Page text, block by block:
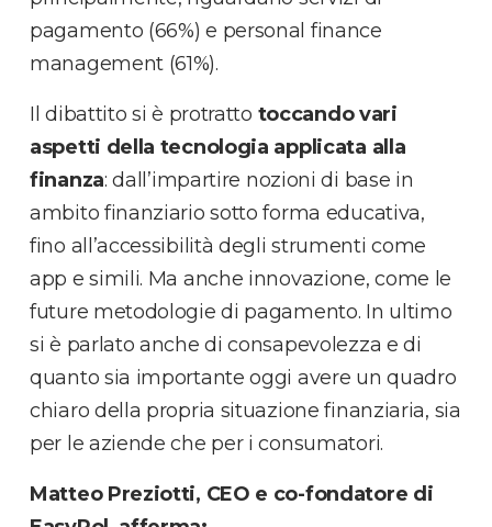
pagamento (66%) e personal finance
management (61%).
Il dibattito si è protratto toccando vari
aspetti della tecnologia applicata alla
finanza: dall’impartire nozioni di base in
ambito finanziario sotto forma educativa,
fino all’accessibilità degli strumenti come
app e simili. Ma anche innovazione, come le
future metodologie di pagamento. In ultimo
si è parlato anche di consapevolezza e di
quanto sia importante oggi avere un quadro
chiaro della propria situazione finanziaria, sia
per le aziende che per i consumatori.
Matteo Preziotti, CEO e co-fondatore di